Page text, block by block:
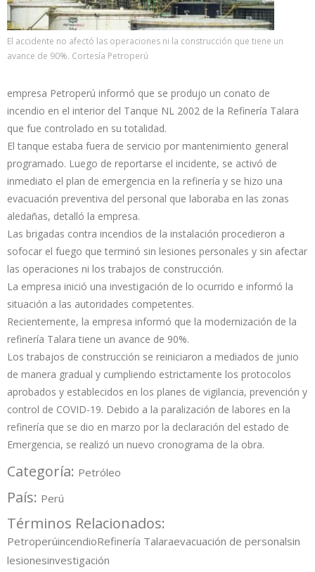
El accidente no afectó las operaciones ni la construcción que tiene un
avance de 90%. Cortesía Petroperú
empresa Petroperú informó que se produjo un conato de
incendio en el interior del Tanque NL 2002 de la Refinería Talara
que fue controlado en su totalidad.
El tanque estaba fuera de servicio por mantenimiento general
programado. Luego de reportarse el incidente, se activó de
inmediato el plan de emergencia en la refinería y se hizo una
evacuación preventiva del personal que laboraba en las zonas
aledañas, detalló la empresa.
Las brigadas contra incendios de la instalación procedieron a
sofocar el fuego que terminó sin lesiones personales y sin afectar
las operaciones ni los trabajos de construcción.
La empresa inició una investigación de lo ocurrido e informó la
situación a las autoridades competentes.
Recientemente, la empresa informó que la modernización de la
refinería Talara tiene un avance de 90%.
Los trabajos de construcción se reiniciaron a mediados de junio
de manera gradual y cumpliendo estrictamente los protocolos
aprobados y establecidos en los planes de vigilancia, prevención y
control de COVID-19. Debido a la paralización de labores en la
refinería que se dio en marzo por la declaración del estado de
Emergencia, se realizó un nuevo cronograma de la obra.
Categoría: Petróleo
País: Perú
Términos Relacionados:
PetroperúincendioRefinería Talaraevacuación de personalsin
lesionesinvestigación